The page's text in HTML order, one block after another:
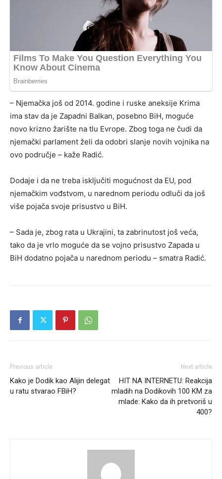
– Njemačka još od 2014. godine i ruske aneksije Krima
ima stav da je Zapadni Balkan, posebno BiH, moguće
novo krizno žarište na tlu Evrope. Zbog toga ne čudi da
njemački parlament želi da odobri slanje novih vojnika na
ovo područje – kaže Radić.
Dodaje i da ne treba isključiti mogućnost da EU, pod
njemačkim vođstvom, u narednom periodu odluči da još
više pojača svoje prisustvo u BiH.
– Sada je, zbog rata u Ukrajini, ta zabrinutost još veća,
tako da je vrlo moguće da se vojno prisustvo Zapada u
BiH dodatno pojača u narednom periodu – smatra Radić.
Previous article
Kako je Dodik kao Alijin delegat
u ratu stvarao FBiH?
Next article
HIT NA INTERNETU: Reakcija
mladih na Dodikovih 100 KM za
mlade: Kako da ih pretvoriš u
400?